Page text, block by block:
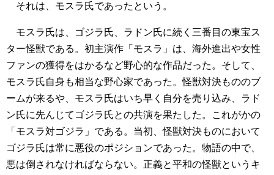
それは、モスラ氏であったという。
モスラ氏は、ゴジラ氏、ラドン氏に続く三番目の東宝ス
ター怪獣である。初主演作「モスラ」は、海外進出や女性
ファンの獲得をはかるなど野心的な作品だった。そして、
モスラ氏自身も相当な野心家であった。怪獣対決もののブ
ームが来るや、モスラ氏はいち早く自分を売り込み、ラド
ン氏に先んじてゴジラ氏との共演を果たした。これがかの
「モスラ対ゴジラ」である。当初、怪獣対決ものにおいて
ゴジラ氏は常に悪役のポジションであった。物語の中で、
悪は倒されなければならない。正義と平和の怪獣というキ